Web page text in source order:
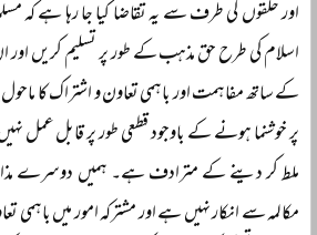
اور حلقوں کی طرف سے یہ تقاضا کیا جا رہا ہے
اسلام کی طرح حق مذہب کے طور پر تسلیم کریں
کے ساتھ مفاہمت اور باہمی تعاون و اشتراک کا
پر خوشنما ہونے کے باوجود قطعی طور پر قابل عمل
ملط کر دینے کے مترادف ہے۔ ہمیں دوسرے
مکالمہ سے انکار نہیں ہے اور مشترکہ امور میں